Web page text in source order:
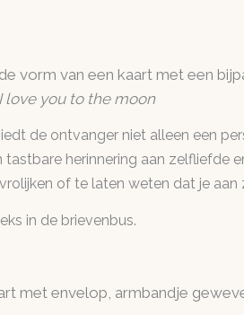
vorm van een kaart met een
I love you to the moon
de ontvanger niet alleen een
herinnering aan zelfliefde
of te laten weten dat je aan
in de brievenbus.
met envelop, armbandje